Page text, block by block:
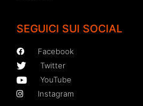
SEGUICI SUI SOCIAL
Facebook
Twitter
YouTube
Instagram